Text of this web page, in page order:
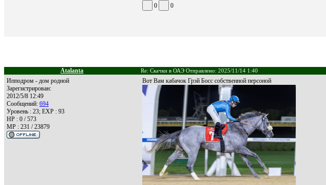
0
0
Atalanta Re: Скачки в ОАЭ Отправлено: 2025/11/14 1:40
Ипподром - дом родной
Зарегистрирован:
2012/5/8 12:49
Сообщений: 694
Уровень : 23; EXP : 93
HP : 0 / 573
MP : 231 / 23879
Вот Вам кабачок Грэй Босс собственной персоной